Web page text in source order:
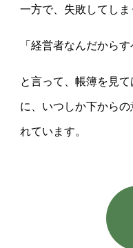
一方で、失敗してしま
「経営者なんだから
と言って、帳簿を見
に、いつしか下から
れています。